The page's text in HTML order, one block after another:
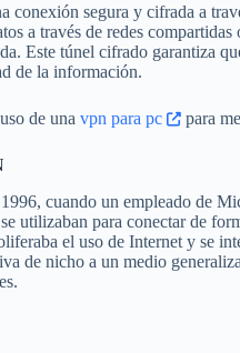
conexión segura y cifrada a
a través de redes
Este túnel cifrado garantiza
de la información.
de una vpn para pc para
cuando un empleado de
para conectar de
el uso de Internet y se
de nicho a un medio